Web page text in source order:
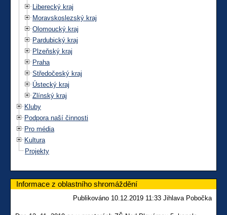
Liberecký kraj
Moravskoslezský kraj
Olomoucký kraj
Pardubický kraj
Plzeňský kraj
Praha
Středočeský kraj
Ústecký kraj
Zlínský kraj
Kluby
Podpora naší činnosti
Pro média
Kultura
Projekty
Informace z oblastního shromáždění
Publikováno 10.12.2019 11:33 Jihlava Pobočka